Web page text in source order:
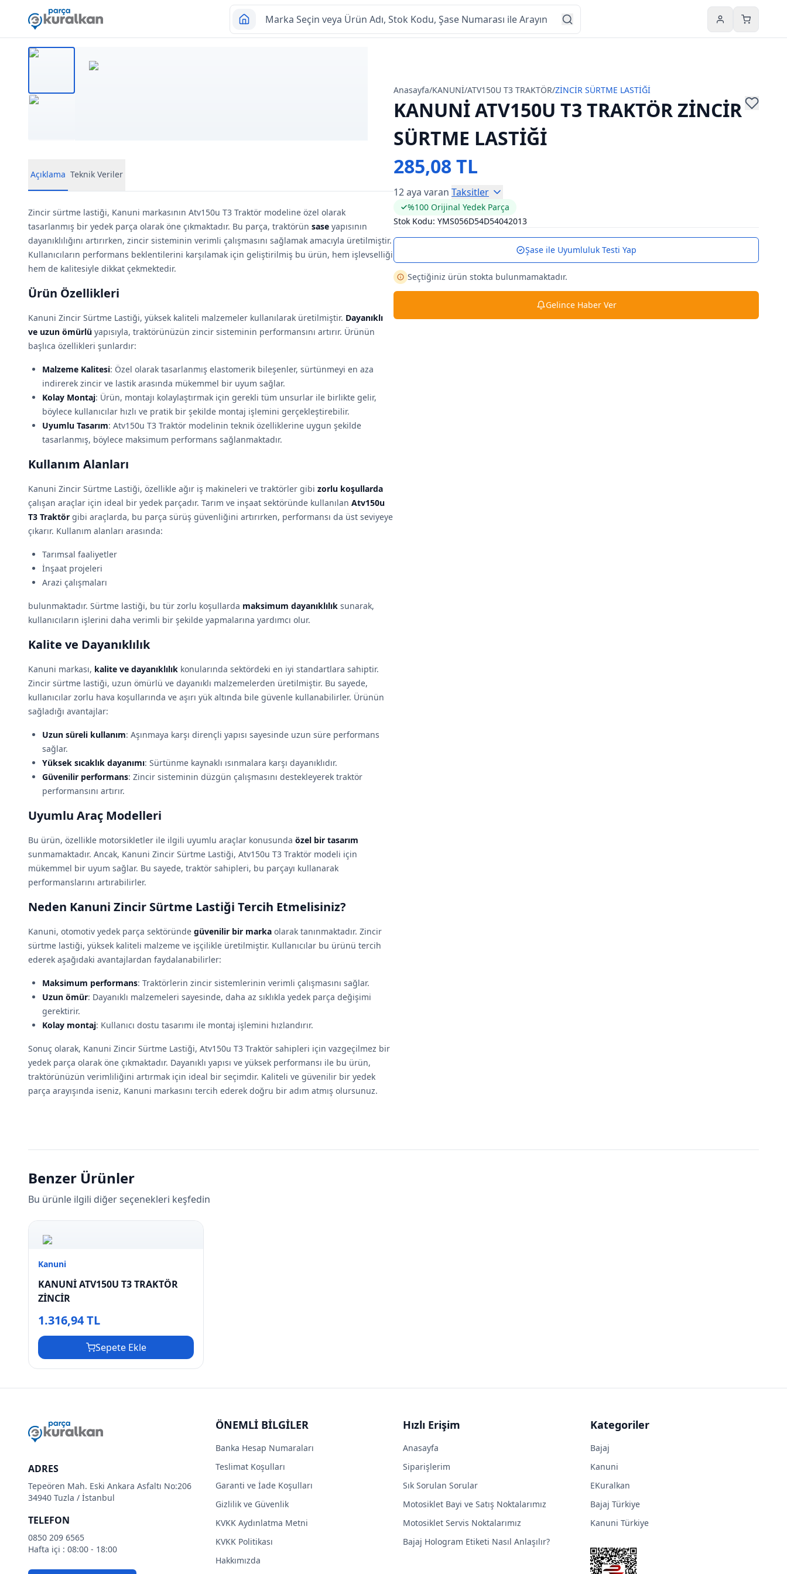
HesabımSepetim
Anasayfa/KANUNİ/ATV150U T3 TRAKTÖR/ZİNCİR SÜRTME LASTİĞİ
KANUNİ ATV150U T3 TRAKTÖR ZİNCİR
SÜRTME LASTİĞİ
285,08 TL
12 aya varan Taksitler
%100 Orijinal Yedek Parça
Stok Kodu: YMS056D54D54042013
Şase ile Uyumluluk Testi Yap
Seçtiğiniz ürün stokta bulunmamaktadır.
Gelince Haber Ver
Açıklama Teknik Veriler
Zincir sürtme lastiği, Kanuni markasının Atv150u T3 Traktör modeline özel olarak
tasarlanmış bir yedek parça olarak öne çıkmaktadır. Bu parça, traktörün sase yapısının
dayanıklılığını artırırken, zincir sisteminin verimli çalışmasını sağlamak amacıyla üretilmiştir.
Kullanıcıların performans beklentilerini karşılamak için geliştirilmiş bu ürün, hem işlevselliği
hem de kalitesiyle dikkat çekmektedir.
Ürün Özellikleri
Kanuni Zincir Sürtme Lastiği, yüksek kaliteli malzemeler kullanılarak üretilmiştir. Dayanıklı
ve uzun ömürlü yapısıyla, traktörünüzün zincir sisteminin performansını artırır. Ürünün
başlıca özellikleri şunlardır:
Malzeme Kalitesi: Özel olarak tasarlanmış elastomerik bileşenler, sürtünmeyi en aza
indirerek zincir ve lastik arasında mükemmel bir uyum sağlar.
Kolay Montaj: Ürün, montajı kolaylaştırmak için gerekli tüm unsurlar ile birlikte gelir,
böylece kullanıcılar hızlı ve pratik bir şekilde montaj işlemini gerçekleştirebilir.
Uyumlu Tasarım: Atv150u T3 Traktör modelinin teknik özelliklerine uygun şekilde
tasarlanmış, böylece maksimum performans sağlanmaktadır.
Kullanım Alanları
Kanuni Zincir Sürtme Lastiği, özellikle ağır iş makineleri ve traktörler gibi zorlu koşullarda
çalışan araçlar için ideal bir yedek parçadır. Tarım ve inşaat sektöründe kullanılan Atv150u
T3 Traktör gibi araçlarda, bu parça sürüş güvenliğini artırırken, performansı da üst seviyeye
çıkarır. Kullanım alanları arasında:
Tarımsal faaliyetler
İnşaat projeleri
Arazi çalışmaları
bulunmaktadır. Sürtme lastiği, bu tür zorlu koşullarda maksimum dayanıklılık sunarak,
kullanıcıların işlerini daha verimli bir şekilde yapmalarına yardımcı olur.
Kalite ve Dayanıklılık
Kanuni markası, kalite ve dayanıklılık konularında sektördeki en iyi standartlara sahiptir.
Zincir sürtme lastiği, uzun ömürlü ve dayanıklı malzemelerden üretilmiştir. Bu sayede,
kullanıcılar zorlu hava koşullarında ve aşırı yük altında bile güvenle kullanabilirler. Ürünün
sağladığı avantajlar:
Uzun süreli kullanım: Aşınmaya karşı dirençli yapısı sayesinde uzun süre performans
sağlar.
Yüksek sıcaklık dayanımı: Sürtünme kaynaklı ısınmalara karşı dayanıklıdır.
Güvenilir performans: Zincir sisteminin düzgün çalışmasını destekleyerek traktör
performansını artırır.
Uyumlu Araç Modelleri
Bu ürün, özellikle motorsikletler ile ilgili uyumlu araçlar konusunda özel bir tasarım
sunmamaktadır. Ancak, Kanuni Zincir Sürtme Lastiği, Atv150u T3 Traktör modeli için
mükemmel bir uyum sağlar. Bu sayede, traktör sahipleri, bu parçayı kullanarak
performanslarını artırabilirler.
Neden Kanuni Zincir Sürtme Lastiği Tercih Etmelisiniz?
Kanuni, otomotiv yedek parça sektöründe güvenilir bir marka olarak tanınmaktadır. Zincir
sürtme lastiği, yüksek kaliteli malzeme ve işçilikle üretilmiştir. Kullanıcılar bu ürünü tercih
ederek aşağıdaki avantajlardan faydalanabilirler:
Maksimum performans: Traktörlerin zincir sistemlerinin verimli çalışmasını sağlar.
Uzun ömür: Dayanıklı malzemeleri sayesinde, daha az sıklıkla yedek parça değişimi
gerektirir.
Kolay montaj: Kullanıcı dostu tasarımı ile montaj işlemini hızlandırır.
Sonuç olarak, Kanuni Zincir Sürtme Lastiği, Atv150u T3 Traktör sahipleri için vazgeçilmez bir
yedek parça olarak öne çıkmaktadır. Dayanıklı yapısı ve yüksek performansı ile bu ürün,
traktörünüzün verimliliğini artırmak için ideal bir seçimdir. Kaliteli ve güvenilir bir yedek
parça arayışında iseniz, Kanuni markasını tercih ederek doğru bir adım atmış olursunuz.
Benzer Ürünler
Bu ürünle ilgili diğer seçenekleri keşfedin
Kanuni
KANUNİ ATV150U T3 TRAKTÖR
ZİNCİR
1.316,94 TL
Sepete Ekle
ADRES
Tepeören Mah. Eski Ankara Asfaltı No:206
34940 Tuzla / İstanbul
TELEFON
0850 209 6565
Hafta içi : 08:00 - 18:00
ÖNEMLİ BİLGİLER
Banka Hesap Numaraları
Teslimat Koşulları
Garanti ve İade Koşulları
Gizlilik ve Güvenlik
KVKK Aydınlatma Metni
KVKK Politikası
Hakkımızda
Hızlı Erişim
Anasayfa
Siparişlerim
Sık Sorulan Sorular
Motosiklet Bayi ve Satış Noktalarımız
Motosiklet Servis Noktalarımız
Bajaj Hologram Etiketi Nasıl Anlaşılır?
Kategoriler
Bajaj
Kanuni
EKuralkan
Bajaj Türkiye
Kanuni Türkiye